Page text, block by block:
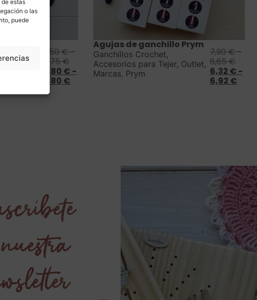
estas
o las
puede
más
a 12
3,50€-
4,75€
2,80€-
3,80€
Saber más
Agujas de ganchillo Prym
Ganchillos Crochet,
Accesorios para Tejer, Outlet,
Marcas, Prym
7,90€-
8,65€
6,32€-
6,92€